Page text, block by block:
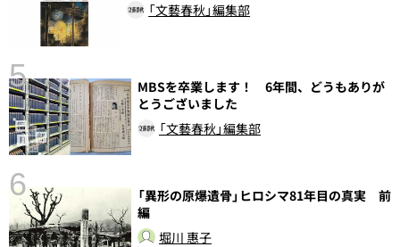
「文藝春秋」編集部
5
MBSを卒業します！ 6年間、どうもありが
とうございました
「文藝春秋」編集部
6
「異形の原爆遺骨」ヒロシマ81年目の真実 前
編
堀川 惠子